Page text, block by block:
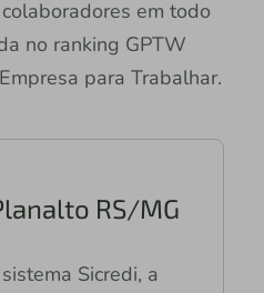
em todo
no ranking GPTW
para Trabalhar.
RS/MG
Sicredi, a